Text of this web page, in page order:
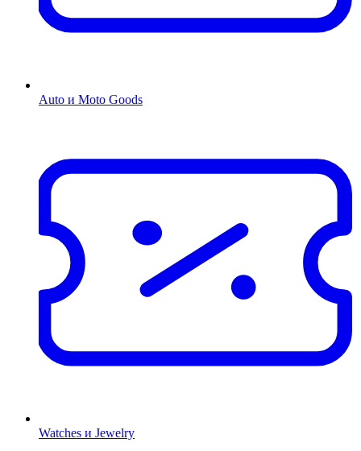
Auto и Moto Goods
Watches и Jewelry